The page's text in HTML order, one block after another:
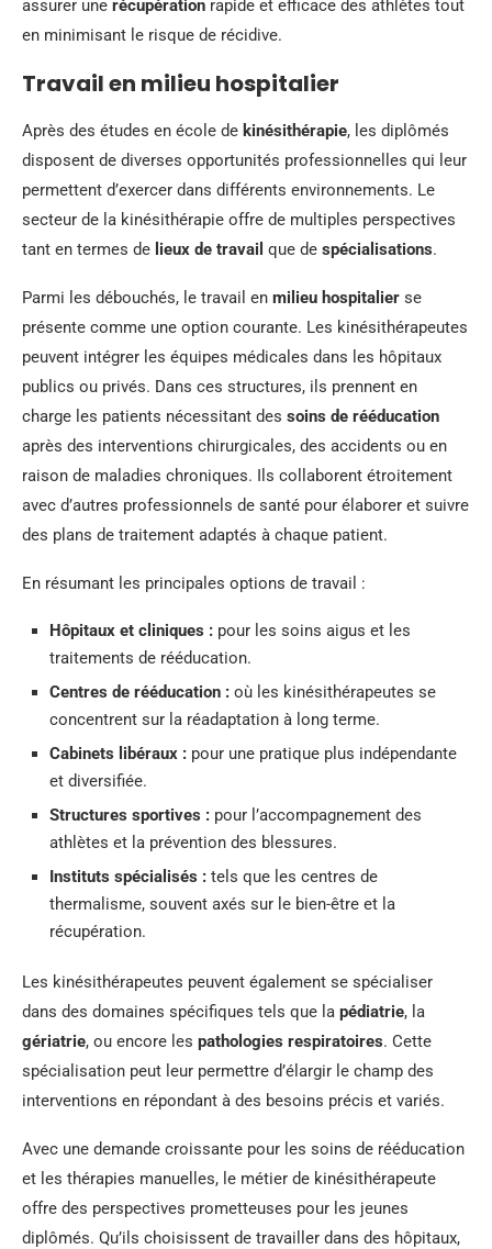
assurer une récupération rapide et efficace des athlètes tout
en minimisant le risque de récidive.
Travail en milieu hospitalier
Après des études en école de kinésithérapie, les diplômés
disposent de diverses opportunités professionnelles qui leur
permettent d’exercer dans différents environnements. Le
secteur de la kinésithérapie offre de multiples perspectives
tant en termes de lieux de travail que de spécialisations.
Parmi les débouchés, le travail en milieu hospitalier se
présente comme une option courante. Les kinésithérapeutes
peuvent intégrer les équipes médicales dans les hôpitaux
publics ou privés. Dans ces structures, ils prennent en
charge les patients nécessitant des soins de rééducation
après des interventions chirurgicales, des accidents ou en
raison de maladies chroniques. Ils collaborent étroitement
avec d’autres professionnels de santé pour élaborer et suivre
des plans de traitement adaptés à chaque patient.
En résumant les principales options de travail :
Hôpitaux et cliniques : pour les soins aigus et les
traitements de rééducation.
Centres de rééducation : où les kinésithérapeutes se
concentrent sur la réadaptation à long terme.
Cabinets libéraux : pour une pratique plus indépendante
et diversifiée.
Structures sportives : pour l’accompagnement des
athlètes et la prévention des blessures.
Instituts spécialisés : tels que les centres de
thermalisme, souvent axés sur le bien-être et la
récupération.
Les kinésithérapeutes peuvent également se spécialiser
dans des domaines spécifiques tels que la pédiatrie, la
gériatrie, ou encore les pathologies respiratoires. Cette
spécialisation peut leur permettre d’élargir le champ des
interventions en répondant à des besoins précis et variés.
Avec une demande croissante pour les soins de rééducation
et les thérapies manuelles, le métier de kinésithérapeute
offre des perspectives prometteuses pour les jeunes
diplômés. Qu’ils choisissent de travailler dans des hôpitaux,